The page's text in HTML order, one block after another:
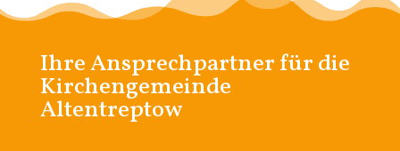
Ihre Ansprechpartner für die
Kirchengemeinde
Altentreptow